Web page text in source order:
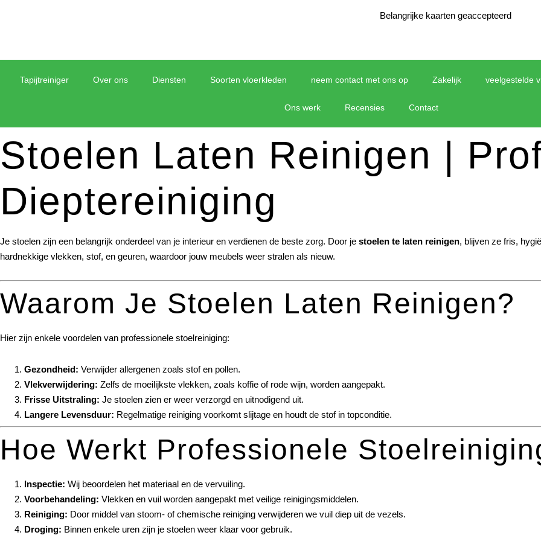
Belangrijke kaarten geaccepteerd
Tapijtreiniger Over ons Diensten Soorten vloerkleden neem contact met ons op Zakelijk veelgestelde
Ons werk Recensies Contact
Stoelen Laten Reinigen |
Dieptereiniging
Je stoelen zijn een belangrijk onderdeel van je interieur en verdienen de beste zorg. Door je stoelen te laten reinigen, blijven ze fris,
hardnekkige vlekken, stof, en geuren, waardoor jouw meubels weer stralen als nieuw.
Waarom Je Stoelen Laten Reinigen?
Hier zijn enkele voordelen van professionele stoelreiniging:
Gezondheid: Verwijder allergenen zoals stof en pollen.
Vlekverwijdering: Zelfs de moeilijkste vlekken, zoals koffie of rode wijn, worden aangepakt.
Frisse Uitstraling: Je stoelen zien er weer verzorgd en uitnodigend uit.
Langere Levensduur: Regelmatige reiniging voorkomt slijtage en houdt de stof in topconditie.
Hoe Werkt Professionele
Inspectie: Wij beoordelen het materiaal en de vervuiling.
Voorbehandeling: Vlekken en vuil worden aangepakt met veilige reinigingsmiddelen.
Reiniging: Door middel van stoom- of chemische reiniging verwijderen we vuil diep uit de vezels.
Droging: Binnen enkele uren zijn je stoelen weer klaar voor gebruik.